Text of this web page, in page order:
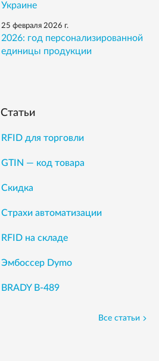
Украине
25 февраля 2026 г.
2026: год персонализированной
единицы продукции
Статьи
RFID для торговли
GTIN — код товара
Скидка
Страхи автоматизации
RFID на складе
Эмбоссер Dymo
BRADY B-489
Все статьи